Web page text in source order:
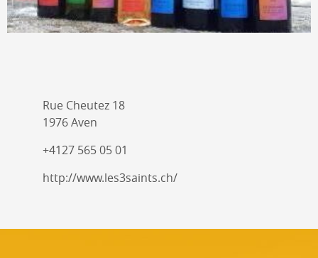
Rue Cheutez 18
1976 Aven
+4127 565 05 01
http://www.les3saints.ch/